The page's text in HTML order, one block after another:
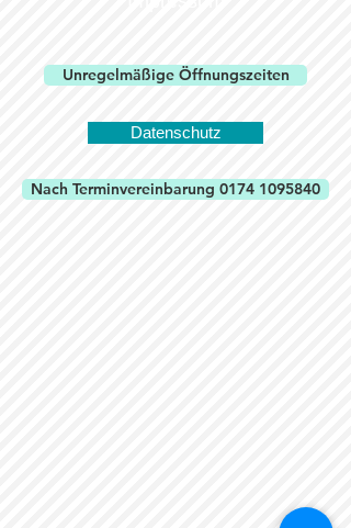
Unregelmäßige Öffnungszeiten
Datenschutz
Nach Terminvereinbarung 0174 1095840